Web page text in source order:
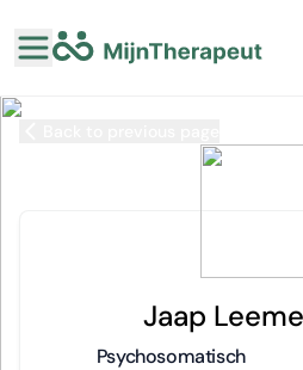
Jaap
Psychosomatisch